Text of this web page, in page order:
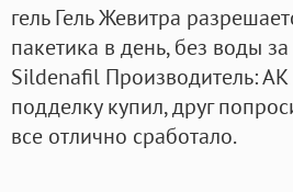
гель Гель Жевитра
пакетика в день, без воды
Sildenafil Производитель:
подделку купил, друг
все отлично сработало.